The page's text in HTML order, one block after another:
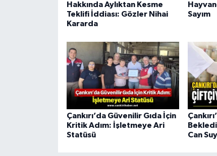
Hakkında Aylıktan Kesme
Teklifi İddiası: Gözler Nihai
Kararda
Sayım
Çankırı’da Güvenilir Gıda İçin
Kritik Adım: İşletmeye Ari
Statüsü
Can